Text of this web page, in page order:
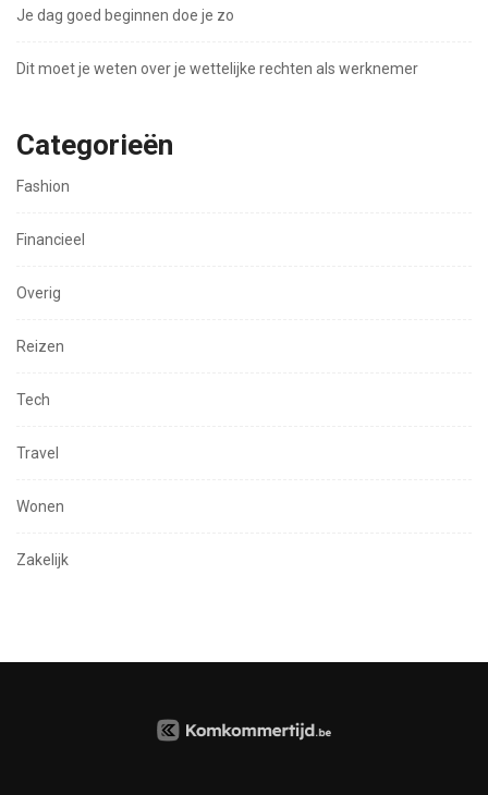
Je dag goed beginnen doe je zo
Dit moet je weten over je wettelijke rechten als werknemer
Categorieën
Fashion
Financieel
Overig
Reizen
Tech
Travel
Wonen
Zakelijk